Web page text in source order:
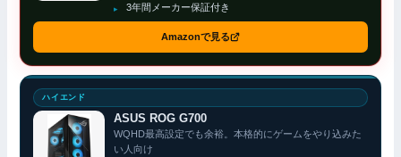
3年間メーカー保証付き
Amazonで見る
ハイエンド
ASUS ROG G700
WQHD最高設定でも余裕。本格的にゲームをやり込みた
い人向け